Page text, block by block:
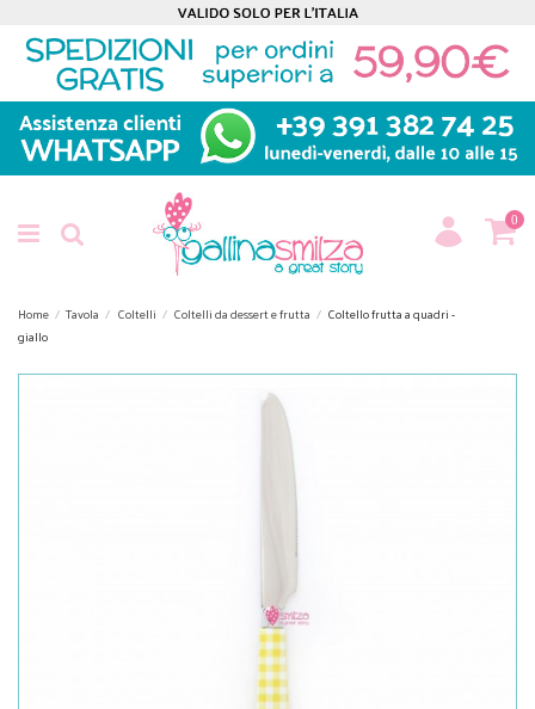
0
Home Tavola Coltelli Coltelli da dessert e frutta
Coltello frutta a quadri -
giallo